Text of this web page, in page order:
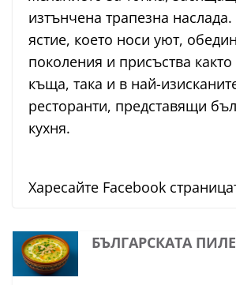
изтънчена трапезна
ястие, което носи уют,
поколения и присъства както
къща, така и в най-
ресторанти, представящи
кухня.
Харесайте Facebook
БЪЛГАРСКАТА